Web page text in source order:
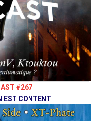
#267
EST CONTENT